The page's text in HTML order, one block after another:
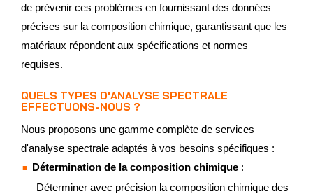
de prévenir ces problèmes en fournissant des données
précises sur la composition chimique, garantissant que les
matériaux répondent aux spécifications et normes
requises.
QUELS TYPES D'ANALYSE SPECTRALE
EFFECTUONS-NOUS ?
Nous proposons une gamme complète de services
d'analyse spectrale adaptés à vos besoins spécifiques :
Détermination de la composition chimique :
Déterminer avec précision la composition chimique des